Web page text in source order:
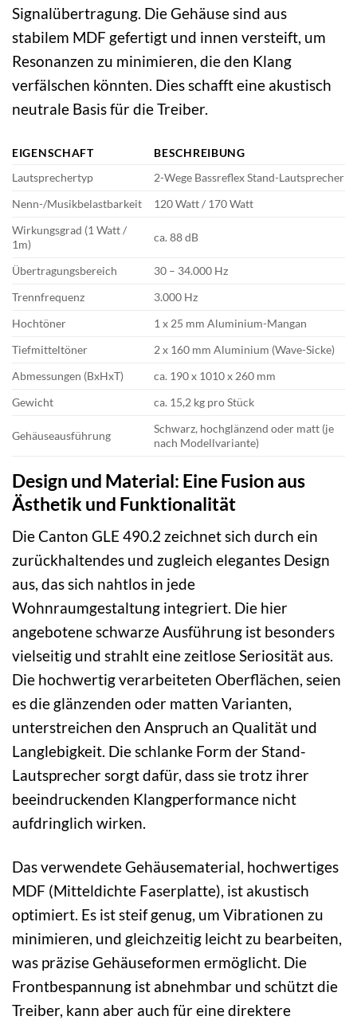
Signalübertragung. Die Gehäuse sind aus
stabilem MDF gefertigt und innen versteift, um
Resonanzen zu minimieren, die den Klang
verfälschen könnten. Dies schafft eine akustisch
neutrale Basis für die Treiber.
EIGENSCHAFT
BESCHREIBUNG
Lautsprechertyp
2-Wege Bassreflex Stand-Lautsprecher
Nenn-/Musikbelastbarkeit
120 Watt / 170 Watt
Wirkungsgrad (1 Watt /
1m)
ca. 88 dB
Übertragungsbereich
30 – 34.000 Hz
Trennfrequenz
3.000 Hz
Hochtöner
1 x 25 mm Aluminium-Mangan
Tiefmitteltöner
2 x 160 mm Aluminium (Wave-Sicke)
Abmessungen (BxHxT)
ca. 190 x 1010 x 260 mm
Gewicht
ca. 15,2 kg pro Stück
Gehäuseausführung
Schwarz, hochglänzend oder matt (je
nach Modellvariante)
Design und Material: Eine Fusion aus
Ästhetik und Funktionalität
Die Canton GLE 490.2 zeichnet sich durch ein
zurückhaltendes und zugleich elegantes Design
aus, das sich nahtlos in jede
Wohnraumgestaltung integriert. Die hier
angebotene schwarze Ausführung ist besonders
vielseitig und strahlt eine zeitlose Seriosität aus.
Die hochwertig verarbeiteten Oberflächen, seien
es die glänzenden oder matten Varianten,
unterstreichen den Anspruch an Qualität und
Langlebigkeit. Die schlanke Form der Stand-
Lautsprecher sorgt dafür, dass sie trotz ihrer
beeindruckenden Klangperformance nicht
aufdringlich wirken.
Das verwendete Gehäusematerial, hochwertiges
MDF (Mitteldichte Faserplatte), ist akustisch
optimiert. Es ist steif genug, um Vibrationen zu
minimieren, und gleichzeitig leicht zu bearbeiten,
was präzise Gehäuseformen ermöglicht. Die
Frontbespannung ist abnehmbar und schützt die
Treiber, kann aber auch für eine direktere